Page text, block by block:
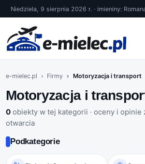
Niedziela, 9 sierpnia 2026 r. · imieniny:
e-mielec.pl Firmy Motoryzacja i transport
Motoryzacja i
0 obiekty w tej kategorii · oceny i opinie
otwarcia
Podkategorie